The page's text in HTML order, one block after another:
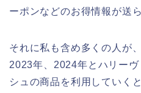
ーポンなどのお得情報が送
それに私も含め多くの人が
2023年、2024年とハリー
シュの商品を利用していく